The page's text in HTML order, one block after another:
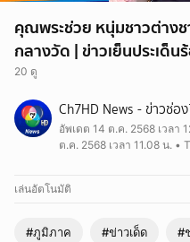
คุณพระช่วย หนุ่มชาวต่าง
กลางวัด | ข่าวเย็นประเด็น
20 ดู
Ch7HD News - ข่าวช่อ
อัพเดต 14 ต.ค. 2568 เวลา
ต.ค. 2568 เวลา 11.08 น. •
เล่นอัตโนมัติ
#ภูมิภาค #ข่าวเด็ด #